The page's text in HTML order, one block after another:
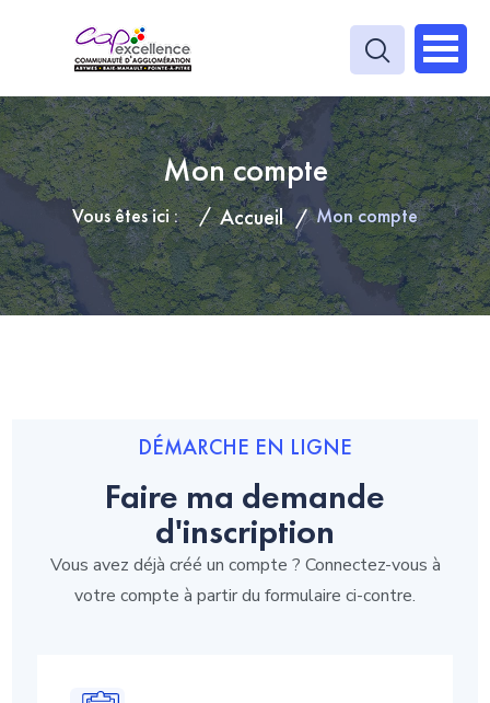
Mon compte
Vous êtes ici : Accueil Mon compte
DÉMARCHE EN LIGNE
Faire ma demande
d'inscription
Vous avez déjà créé un compte ? Connectez-vous à
votre compte à partir du formulaire ci-contre.